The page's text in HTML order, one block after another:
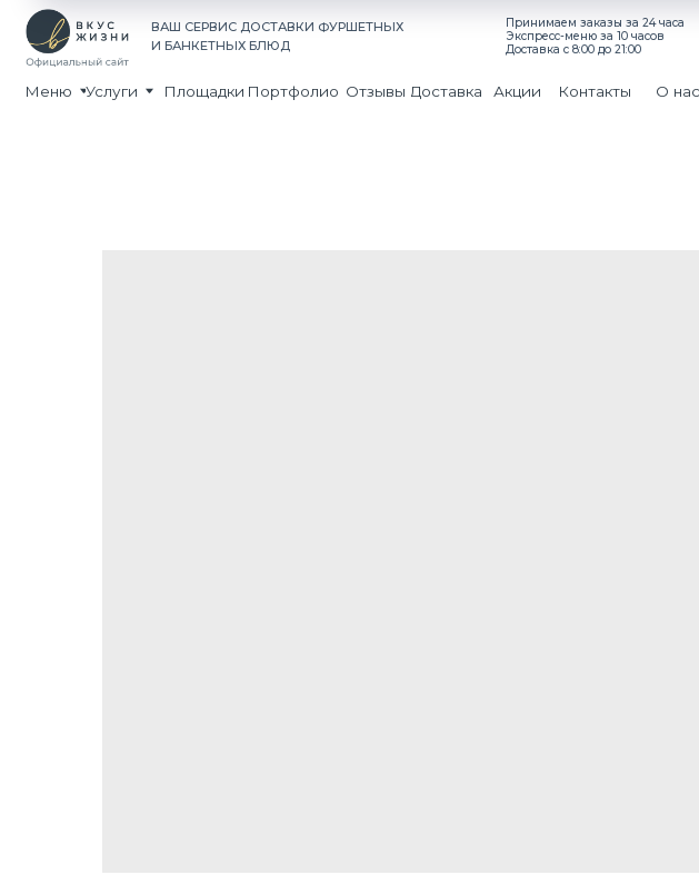
Принимаем заказы за 24 часа
Экспресс-меню за 10 часов
Доставка с 8:00 до 21:00
ВАШ СЕРВИС ДОСТАВКИ ФУРШЕТНЫХ
И БАНКЕТНЫХ БЛЮД